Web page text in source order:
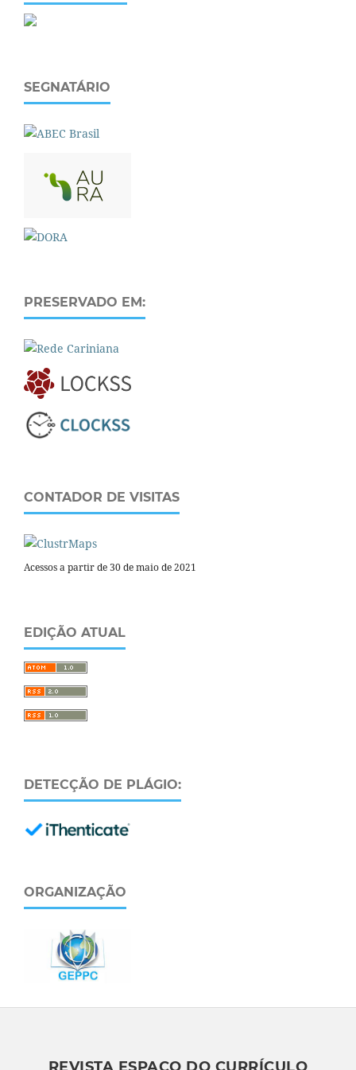
SEGNATÁRIO
PRESERVADO EM:
CONTADOR DE VISITAS
Acessos a partir de 30 de maio de 2021
EDIÇÃO ATUAL
DETECÇÃO DE PLÁGIO:
ORGANIZAÇÃO
REVISTA ESPAÇO DO CURRÍCULO